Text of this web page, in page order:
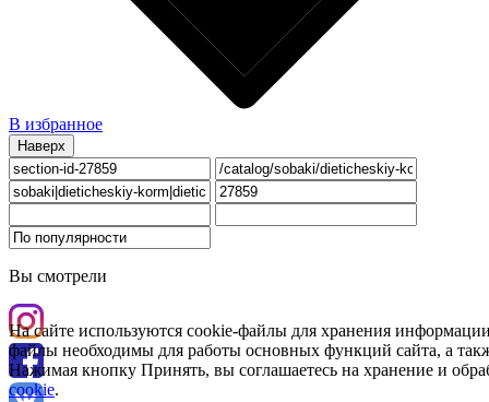
В избранное
Наверх
Вы смотрели
На сайте используются cookie-файлы для хранения
файлы необходимы для работы основных функций сайта, а
Нажимая кнопку Принять, вы соглашаетесь на хранение и
cookie.